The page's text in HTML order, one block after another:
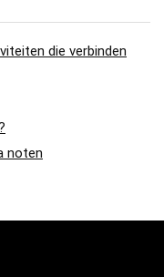
die verbinden
noten